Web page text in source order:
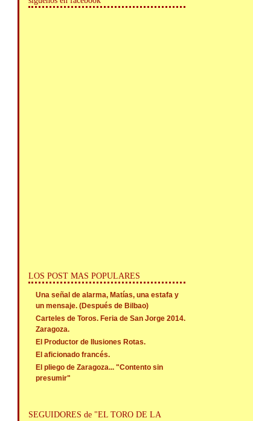
LOS POST MAS POPULARES
Una señal de alarma, Matías, una estafa y
un mensaje. (Después de Bilbao)
Carteles de Toros. Feria de San Jorge 2014.
Zaragoza.
El Productor de Ilusiones Rotas.
El aficionado francés.
El pliego de Zaragoza... "Contento sin
presumir"
SEGUIDORES de "EL TORO DE LA